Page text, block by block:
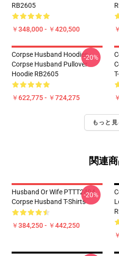
RB2605
￥348,000 - ￥420,500
Corpse Husband Hoodies -
Corpse Husband Pullover
Hoodie RB2605
￥622,775 - ￥724,275
-20%
もっと見
関連
Husband Or Wife PTTT2404
Corpse Husband T-Shirts
￥384,250 - ￥442,250
-20%